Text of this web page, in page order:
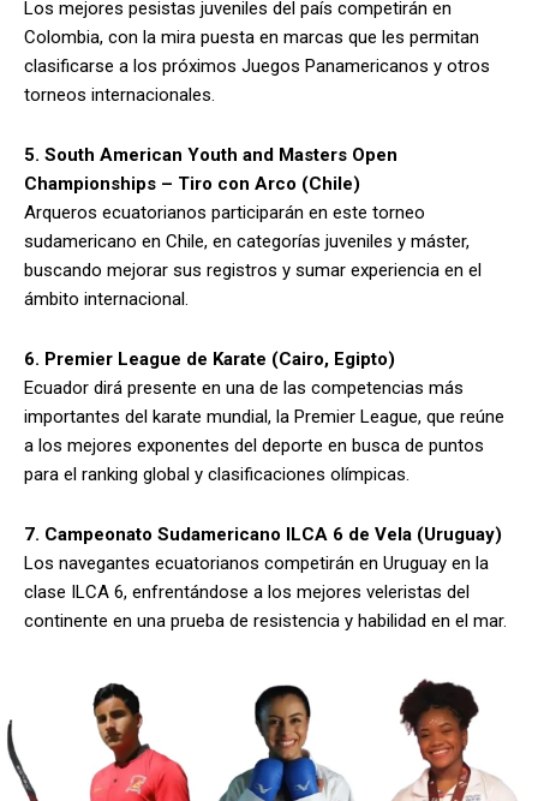
Los mejores pesistas juveniles del país competirán en
Colombia, con la mira puesta en marcas que les permitan
clasificarse a los próximos Juegos Panamericanos y otros
torneos internacionales.
5. South American Youth and Masters Open
Championships – Tiro con Arco (Chile)
Arqueros ecuatorianos participarán en este torneo
sudamericano en Chile, en categorías juveniles y máster,
buscando mejorar sus registros y sumar experiencia en el
ámbito internacional.
6. Premier League de Karate (Cairo, Egipto)
Ecuador dirá presente en una de las competencias más
importantes del karate mundial, la Premier League, que reúne
a los mejores exponentes del deporte en busca de puntos
para el ranking global y clasificaciones olímpicas.
7. Campeonato Sudamericano ILCA 6 de Vela (Uruguay)
Los navegantes ecuatorianos competirán en Uruguay en la
clase ILCA 6, enfrentándose a los mejores veleristas del
continente en una prueba de resistencia y habilidad en el mar.